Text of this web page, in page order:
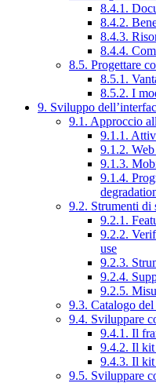
8.4.1.
8.4.2.
8.4.3.
8.4.4.
8.5. Progettare
8.5.1.
8.5.2. I
9. Sviluppo
9.1. Approccio
9.1.1.
9.1.2.
9.1.3.
9.1.4.
9.2. Strumenti di
9.2.1.
9.2.2.
use
9.2.3.
9.2.4.
9.2.5.
9.3. Catalogo
9.4. Sviluppare
9.4.1. Il
9.4.2. Il
9.4.3. Il
9.5. Sviluppare